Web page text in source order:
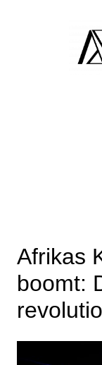
Afrikas
boomt: